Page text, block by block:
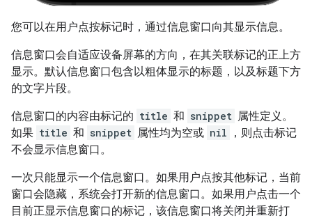
您可以在用户点按标记时，通过信息窗口向其显示信息。
信息窗口会自适应设备屏幕的方向，在其关联标记的正上方
显示。默认信息窗口包含以粗体显示的标题，以及标题下方
的文字片段。
信息窗口的内容由标记的 title 和 snippet 属性定义。
如果 title 和 snippet 属性均为空或 nil
，则点击标记
不会显示信息窗口。
一次只能显示一个信息窗口。如果用户点按其他标记，当前
窗口会隐藏，系统会打开新的信息窗口。如果用户点击一个
目前正显示信息窗口的标记，该信息窗口将关闭并重新打